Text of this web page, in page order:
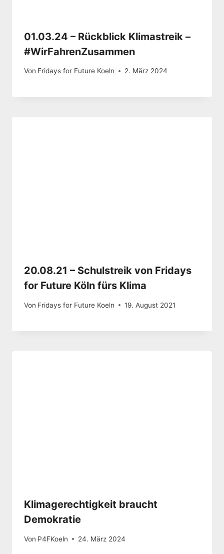
01.03.24 – Rückblick Klimastreik –
#WirFahrenZusammen
Von Fridays for Future Koeln 2. März 2024
20.08.21 – Schulstreik von Fridays
for Future Köln fürs Klima
Von Fridays for Future Koeln 19. August 2021
Klimagerechtigkeit braucht
Demokratie
Von P4FKoeln 24. März 2024